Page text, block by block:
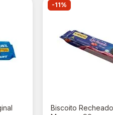
-11%
Biscoito